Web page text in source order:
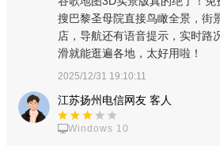
搜巴黎圣母院直接鸟瞰全景，街
店，导航还有语音提示，实时路
滑就能逛遍各地，太好用啦！
2025/12/31 19:10:11
江苏扬州电信网友 客人
Windows 10